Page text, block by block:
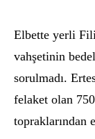
Elbette yerli
vahşetinin
sorulmadı.
felaket olan
topraklarından